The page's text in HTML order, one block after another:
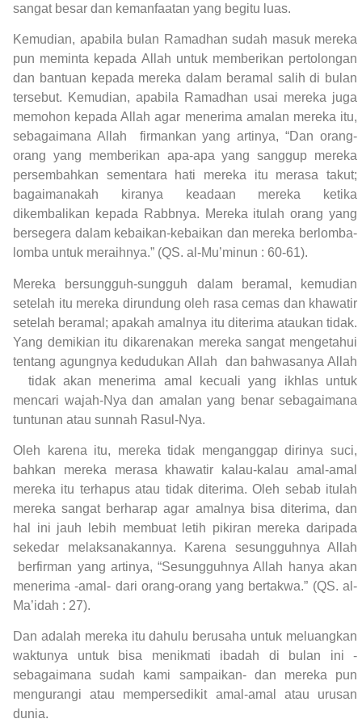
sangat besar dan kemanfaatan yang begitu luas.
Kemudian, apabila bulan Ramadhan sudah masuk mereka
pun meminta kepada Allah untuk memberikan pertolongan
dan bantuan kepada mereka dalam beramal salih di bulan
tersebut. Kemudian, apabila Ramadhan usai mereka juga
memohon kepada Allah agar menerima amalan mereka itu,
sebagaimana Allah firmankan yang artinya, “Dan orang-
orang yang memberikan apa-apa yang sanggup mereka
persembahkan sementara hati mereka itu merasa takut;
bagaimanakah kiranya keadaan mereka ketika
dikembalikan kepada Rabbnya. Mereka itulah orang yang
bersegera dalam kebaikan-kebaikan dan mereka berlomba-
lomba untuk meraihnya.” (QS. al-Mu’minun : 60-61).
Mereka bersungguh-sungguh dalam beramal, kemudian
setelah itu mereka dirundung oleh rasa cemas dan khawatir
setelah beramal; apakah amalnya itu diterima ataukan tidak.
Yang demikian itu dikarenakan mereka sangat mengetahui
tentang agungnya kedudukan Allah dan bahwasanya Allah
tidak akan menerima amal kecuali yang ikhlas untuk
mencari wajah-Nya dan amalan yang benar sebagaimana
tuntunan atau sunnah Rasul-Nya.
Oleh karena itu, mereka tidak menganggap dirinya suci,
bahkan mereka merasa khawatir kalau-kalau amal-amal
mereka itu terhapus atau tidak diterima. Oleh sebab itulah
mereka sangat berharap agar amalnya bisa diterima, dan
hal ini jauh lebih membuat letih pikiran mereka daripada
sekedar melaksanakannya. Karena sesungguhnya Allah
berfirman yang artinya, “Sesungguhnya Allah hanya akan
menerima -amal- dari orang-orang yang bertakwa.” (QS. al-
Ma’idah : 27).
Dan adalah mereka itu dahulu berusaha untuk meluangkan
waktunya untuk bisa menikmati ibadah di bulan ini -
sebagaimana sudah kami sampaikan- dan mereka pun
mengurangi atau mempersedikit amal-amal atau urusan
dunia.